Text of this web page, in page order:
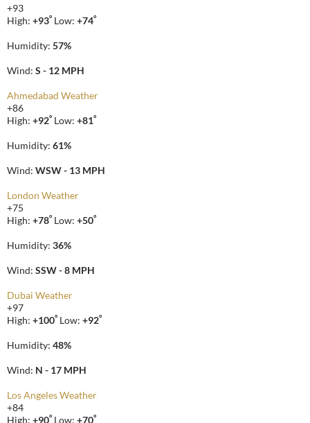
+93
High: +93° Low: +74°
Humidity: 57%
Wind: S - 12 MPH
Ahmedabad Weather
+86
High: +92° Low: +81°
Humidity: 61%
Wind: WSW - 13 MPH
London Weather
+75
High: +78° Low: +50°
Humidity: 36%
Wind: SSW - 8 MPH
Dubai Weather
+97
High: +100° Low: +92°
Humidity: 48%
Wind: N - 17 MPH
Los Angeles Weather
+84
High: +90° Low: +70°